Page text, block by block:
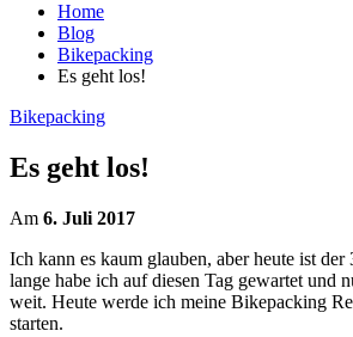
Home
Blog
Bikepacking
Es geht los!
Bikepacking
Es geht los!
Am 6. Juli 2017
Ich kann es kaum glauben, aber heute ist der
lange habe ich auf diesen Tag gewartet und
weit. Heute werde ich meine Bikepacking
starten.